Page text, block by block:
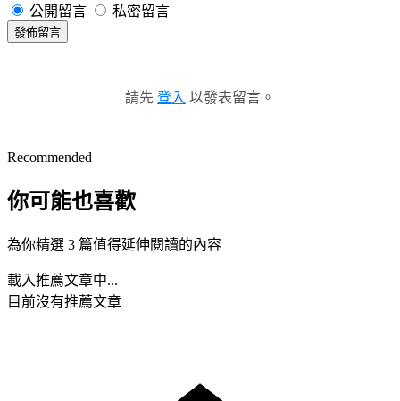
公開留言 私密留言
發佈留言
請先 登入 以發表留言。
Recommended
你可能也喜歡
為你精選 3 篇值得延伸閱讀的內容
載入推薦文章中...
目前沒有推薦文章